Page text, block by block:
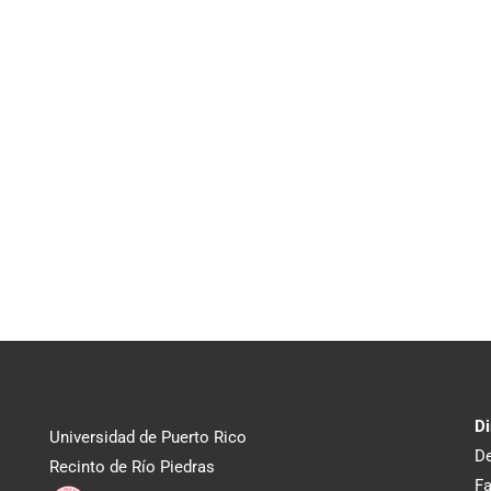
Universidad de Puerto Rico
Recinto de Río Piedras